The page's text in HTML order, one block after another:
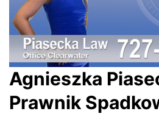
Agnieszka
Prawnik